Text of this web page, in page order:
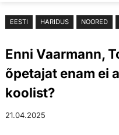
EESTI HARIDUS NOORED
Enni Vaarmann,
õpetajat enam ei
koolist?
21.04.2025